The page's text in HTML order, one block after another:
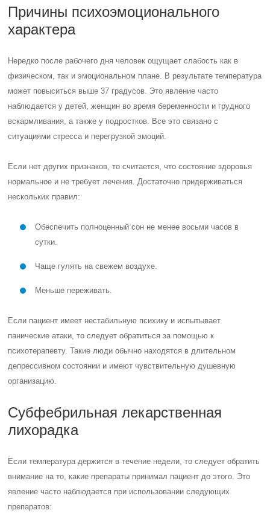
Причины психоэмоционального
характера
Нередко после рабочего дня человек ощущает слабость как в
физическом, так и эмоциональном плане. В результате температура
может повыситься выше 37 градусов. Это явление часто
наблюдается у детей, женщин во время беременности и грудного
вскармливания, а также у подростков. Все это связано с
ситуациями стресса и перегрузкой эмоций.
Если нет других признаков, то считается, что состояние здоровья
нормальное и не требует лечения. Достаточно придерживаться
нескольких правил:
Обеспечить полноценный сон не менее восьми часов в
сутки.
Чаще гулять на свежем воздухе.
Меньше переживать.
Если пациент имеет нестабильную психику и испытывает
панические атаки, то следует обратиться за помощью к
психотерапевту. Такие люди обычно находятся в длительном
депрессивном состоянии и имеют чувствительную душевную
организацию.
Субфебрильная лекарственная
лихорадка
Если температура держится в течение недели, то следует обратить
внимание на то, какие препараты принимал пациент до этого. Это
явление часто наблюдается при использовании следующих
препаратов: